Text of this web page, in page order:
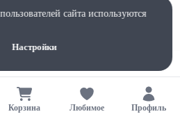
Корзина Любимое Профиль
сайта используются
Настройки